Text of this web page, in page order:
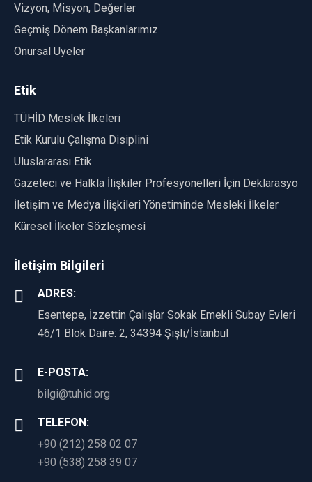
Vizyon, Misyon, Değerler
Geçmiş Dönem Başkanlarımız
Onursal Üyeler
Etik
TÜHİD Meslek İlkeleri
Etik Kurulu Çalışma Disiplini
Uluslararası Etik
Gazeteci ve Halkla İlişkiler Profesyonelleri İçin Deklarasyon
İletişim ve Medya İlişkileri Yönetiminde Mesleki İlkeler
Küresel İlkeler Sözleşmesi
İletişim Bilgileri
ADRES:
Esentepe, İzzettin Çalışlar Sokak Emekli Subay Evleri
46/1 Blok Daire: 2, 34394 Şişli/İstanbul
E-POSTA:
bilgi@tuhid.org
TELEFON:
+90 (212) 258 02 07
+90 (538) 258 39 07